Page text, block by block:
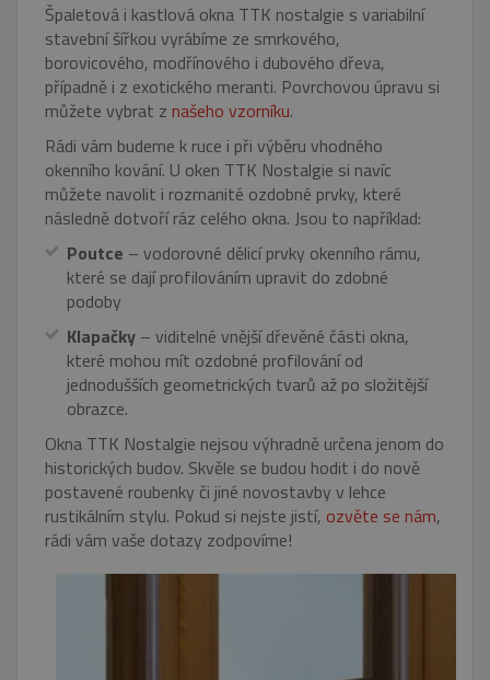
Špaletová i kastlová okna TTK nostalgie s variabilní
stavební šířkou vyrábíme ze smrkového,
borovicového, modřínového i dubového dřeva,
případně i z exotického meranti. Povrchovou úpravu si
můžete vybrat z našeho vzorníku.
Rádi vám budeme k ruce i při výběru vhodného
okenního kování. U oken TTK Nostalgie si navíc
můžete navolit i rozmanité ozdobné prvky, které
následně dotvoří ráz celého okna. Jsou to například:
Poutce – vodorovné dělicí prvky okenního rámu,
které se dají profilováním upravit do zdobné
podoby
Klapačky – viditelné vnější dřevěné části okna,
které mohou mít ozdobné profilování od
jednodušších geometrických tvarů až po složitější
obrazce.
Okna TTK Nostalgie nejsou výhradně určena jenom do
historických budov. Skvěle se budou hodit i do nově
postavené roubenky či jiné novostavby v lehce
rustikálním stylu. Pokud si nejste jistí, ozvěte se nám,
rádi vám vaše dotazy zodpovíme!